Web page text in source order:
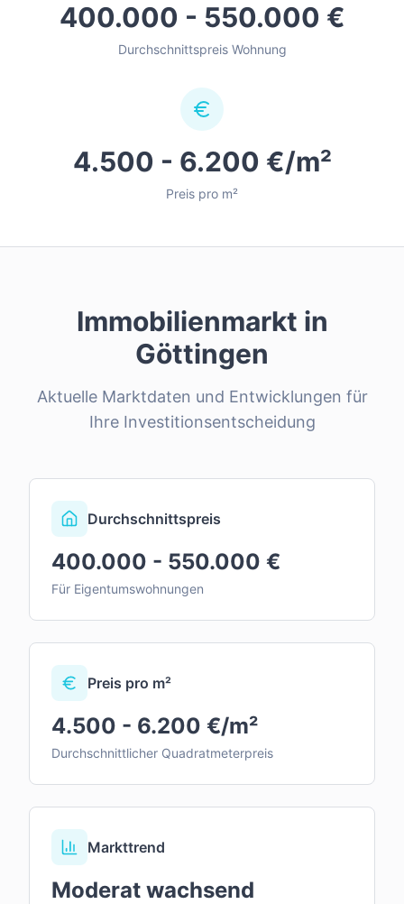
400.000 - 550.000 €
Durchschnittspreis Wohnung
4.500 - 6.200 €/m²
Preis pro m²
Immobilienmarkt in
Göttingen
Aktuelle Marktdaten und Entwicklungen für
Ihre Investitionsentscheidung
Durchschnittspreis
400.000 - 550.000 €
Für Eigentumswohnungen
Preis pro m²
4.500 - 6.200 €/m²
Durchschnittlicher Quadratmeterpreis
Markttrend
Moderat wachsend